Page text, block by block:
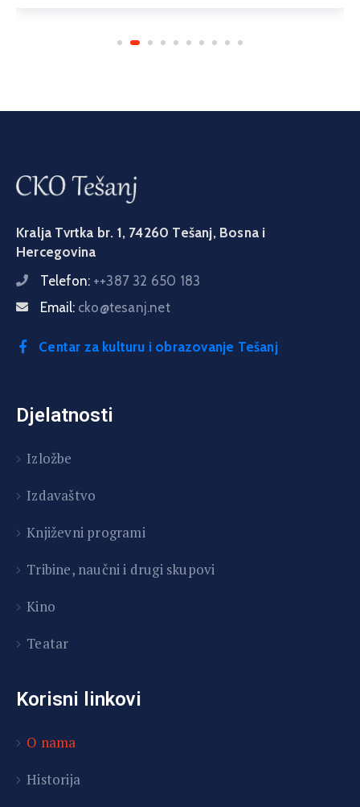
Kralja Tvrtka br. 1, 74260 Tešanj, Bosna i
Hercegovina
Telefon: ++387 32 650 183
Email: cko@tesanj.net
Centar za kulturu i obrazovanje Tešanj
Djelatnosti
Izložbe
Izdavaštvo
Književni programi
Tribine, naučni i drugi skupovi
Kino
Teatar
Korisni linkovi
O nama
Historija